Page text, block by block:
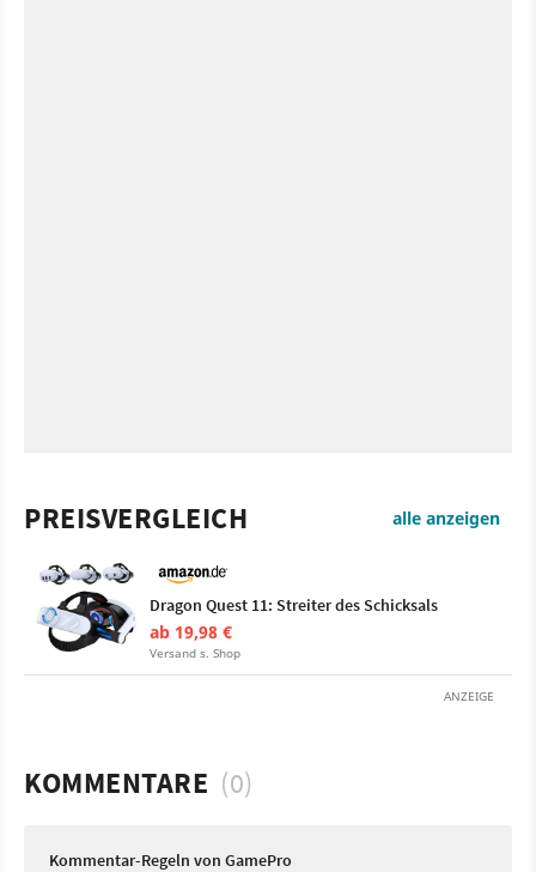
PREISVERGLEICH alle anzeigen
Dragon Quest 11: Streiter des Schicksals
ab 19,98 €
Versand s. Shop
ANZEIGE
KOMMENTARE (0)
Kommentar-Regeln von GamePro